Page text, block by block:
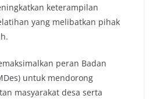
keterampilan
yang melibatkan pihak
peran Badan
untuk mendorong
masyarakat desa serta